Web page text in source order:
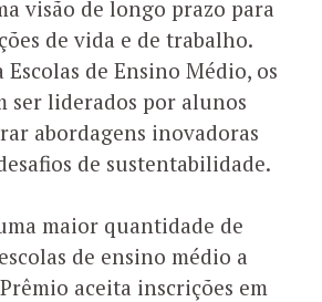
visão de longo prazo para
de vida e de trabalho.
de Ensino Médio, os
ser liderados por alunos
abordagens inovadoras
de sustentabilidade.
maior quantidade de
de ensino médio a
aceita inscrições em